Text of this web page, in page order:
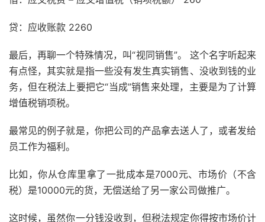
贷：应收账款 2260
最后，再聊一个特殊情况，叫“视同销售”。 这个名字听起来
有点怪，其实就是指一些没有发生真实销售、没收到钱的业
务，但在税法上要把它“当成”销售来处理，主要是为了计算
增值税销项税。
最常见的例子就是，你把公司的产品拿去送人了，或者发给
员工作为福利。
比如，你从仓库里拿了一批成本是7000元、市场价（不含
税）是10000元的货，无偿送给了另一家公司做推广。
这时候，虽然你一分钱没收到，但税法规定你得按市场价计